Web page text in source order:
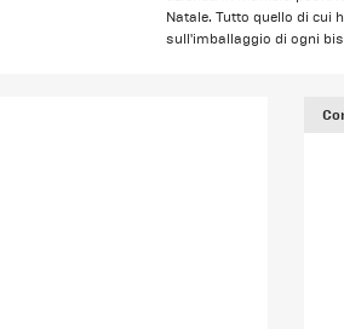
Natale. Tutto quello di cui
sull'imballaggio di ogni